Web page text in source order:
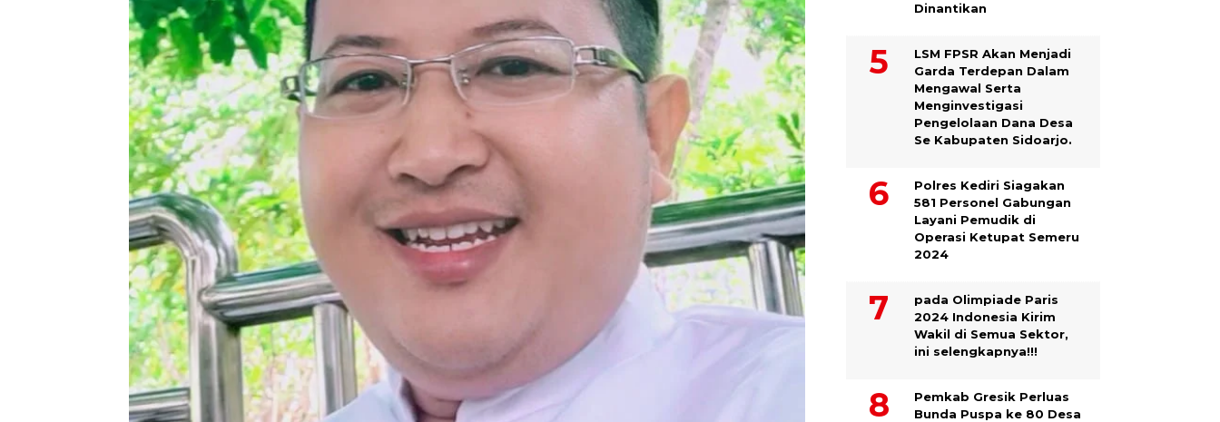
Dinantikan
LSM FPSR Akan Menjadi
Garda Terdepan Dalam
Mengawal Serta
Menginvestigasi
Pengelolaan Dana Desa
Se Kabupaten Sidoarjo.
Polres Kediri Siagakan
581 Personel Gabungan
Layani Pemudik di
Operasi Ketupat Semeru
2024
pada Olimpiade Paris
2024 Indonesia Kirim
Wakil di Semua Sektor,
ini selengkapnya!!!
Pemkab Gresik Perluas
Bunda Puspa ke 80 Desa